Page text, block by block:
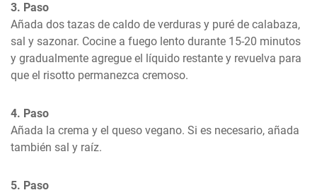
3. Paso
Añada dos tazas de caldo de verduras y puré de calabaza,
sal y sazonar. Cocine a fuego lento durante 15-20 minutos
y gradualmente agregue el líquido restante y revuelva para
que el risotto permanezca cremoso.
4. Paso
Añada la crema y el queso vegano. Si es necesario, añada
también sal y raíz.
5. Paso